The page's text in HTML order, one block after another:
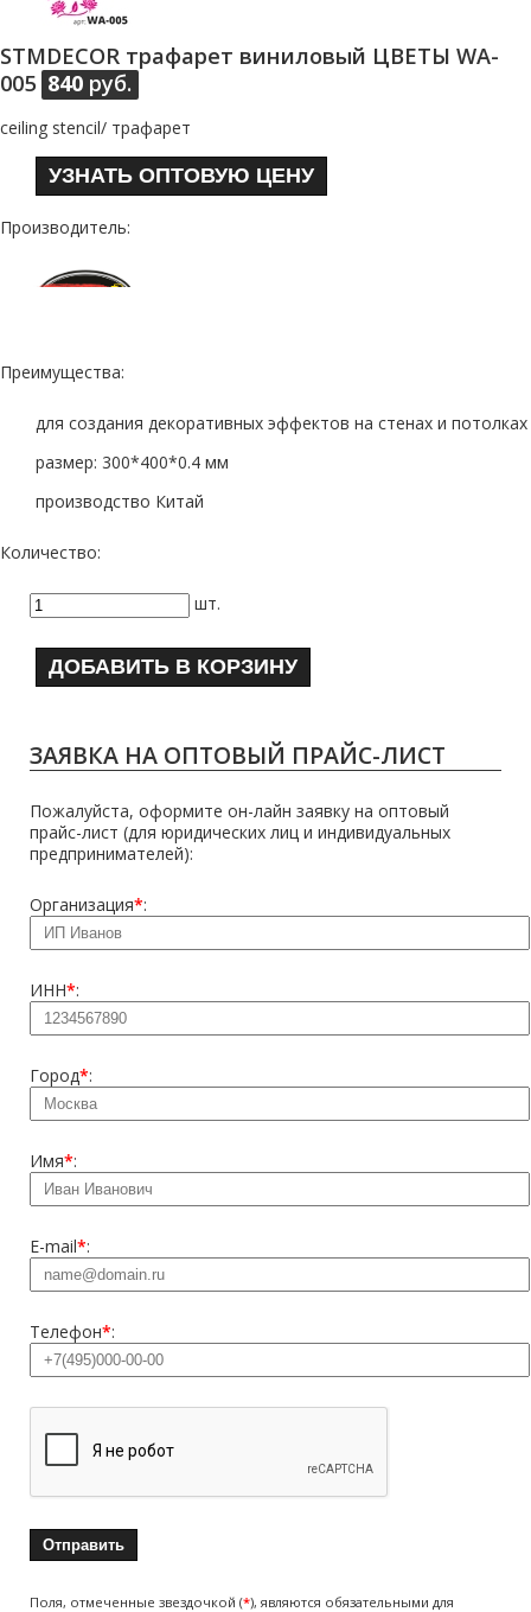
STMDECOR трафарет виниловый ЦВЕТЫ WA-
005 840 руб.
ceiling stencil/ трафарет
УЗНАТЬ ОПТОВУЮ ЦЕНУ
Производитель:
Преимущества:
для создания декоративных эффектов на стенах и потолках
размер: 300*400*0.4 мм
производство Китай
Количество:
шт.
ДОБАВИТЬ В КОРЗИНУ
ЗАЯВКА НА ОПТОВЫЙ ПРАЙС-ЛИСТ
Пожалуйста, оформите он-лайн заявку на оптовый
прайс-лист (для юридических лиц и индивидуальных
предпринимателей):
Организация*:
ИНН*:
Город*:
Имя*:
E-mail*:
Телефон*:
Поля, отмеченные звездочкой (*), являются обязательными для